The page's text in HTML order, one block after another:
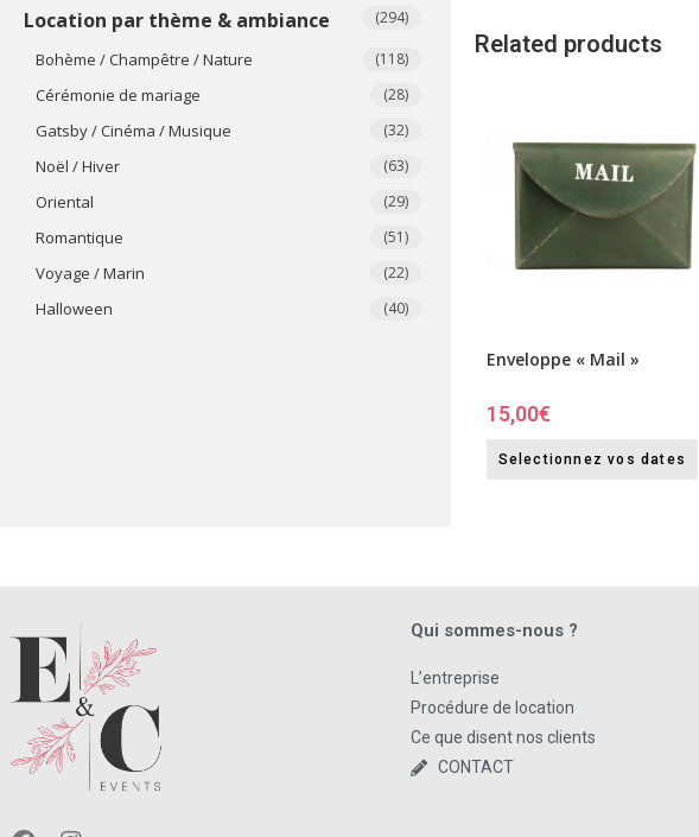
Location par thème & ambiance (294)
Bohème / Champêtre / Nature (118)
Cérémonie de mariage (28)
Gatsby / Cinéma / Musique (32)
Noël / Hiver (63)
Oriental (29)
Romantique (51)
Voyage / Marin (22)
​Halloween (40)
Related products
Enveloppe « Mail »
15,00€
Selectionnez vos dates
Qui sommes-nous ?
L’entreprise
Procédure de location
Ce que disent nos clients
CONTACT